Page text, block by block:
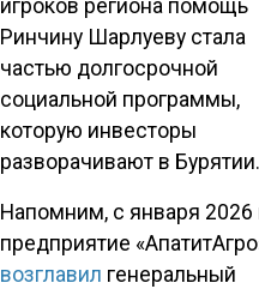
игроков региона помощь
Ринчину Шарлуеву стала
частью долгосрочной
социальной программы,
которую инвесторы
разворачивают в Бурятии.
Напомним, с января 2026
предприятие
возглавил генеральный